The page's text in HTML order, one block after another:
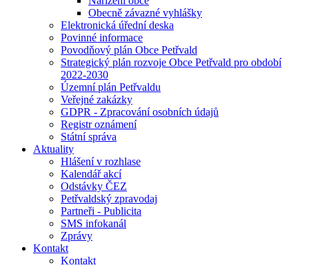
Obecně závazné vyhlášky
Elektronická úřední deska
Povinné informace
Povodňový plán Obce Petřvald
Strategický plán rozvoje Obce Petřvald pro období
2022-2030
Územní plán Petřvaldu
Veřejné zakázky
GDPR - Zpracování osobních údajů
Registr oznámení
Státní správa
Aktuality
Hlášení v rozhlase
Kalendář akcí
Odstávky ČEZ
Petřvaldský zpravodaj
Partneři - Publicita
SMS infokanál
Zprávy
Kontakt
Kontakt